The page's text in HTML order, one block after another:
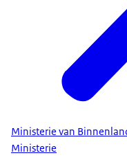
Ministerie van
Ministerie